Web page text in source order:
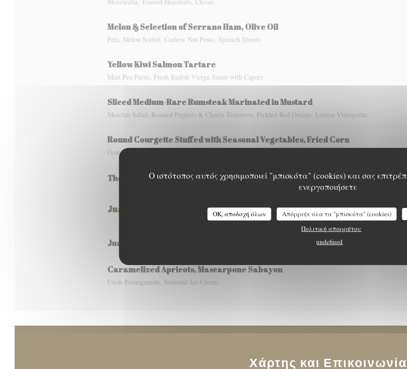
Ο ιστότοπος αυτός χρησιμοποιεί "μπισκότα" (cookies) και σας
ενεργοποιήσετε
OK, αποδοχή όλων Απόρριψε όλα τα "μπισκότα" (cookies)
Πολιτική απορρήτου
undefined
Melon & Selection of Serrano Ham, Olive Oil
Feta, Melon Sorbet, Cashew Nut Pesto, Spinach Shoots
Yellow Kiwi Salmon Tartare
Mint Pea Purée, Fresh Radish Vierge Sauce with Capers
Sliced Medium-Rare Rumsteak Marinated in Mustard
Mesclun Salad, Roasted Peppers & Cherry Tomatoes, Pickled Red Onions, Lemon Vinaigrette
Round Courgette Stuffed with Seasonal Vegetables, Fried Corn
Goat Cheese Cream, Courgette Flower & Smoked Paprika Oil
The Chef’s Mood
Juan’s Little Desserts
Juan's Tiramisu, Chocolate Biscuit Crumbs
Caramelized Apricots, Mascarpone Sabayon
Fresh Pomegranate, Seasonal Ice Cream
Χάρτης και Επικοινωνία